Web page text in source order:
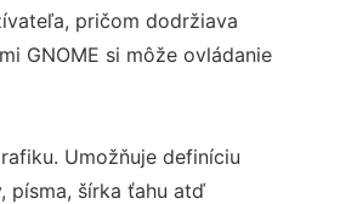
pričom dodržiava
GNOME si môže ovládanie
Umožňuje definíciu
písma, šírka ťahu atď